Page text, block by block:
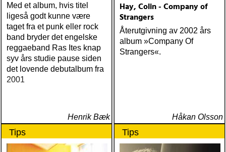
Med et album, hvis titel
ligeså godt kunne være
taget fra et punk eller rock
band bryder det engelske
reggaeband Ras Ites knap
syv års studie pause siden
det lovende debutalbum fra
2001
Henrik Bæk
Hay, Colin - Company of
Strangers
Återutgivning av 2002 års
album »Company Of
Strangers«.
Håkan Olsson
Tips Tips